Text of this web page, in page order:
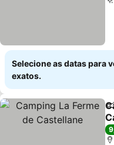
Selecione as datas para
exatos.